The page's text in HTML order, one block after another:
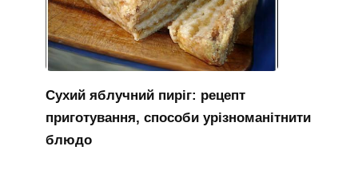
Сухий яблучний пиріг: рецепт
приготування, способи урізноманітнити
блюдо